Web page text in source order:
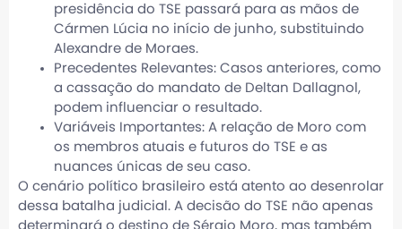
presidência do TSE passará para as mãos de
Cármen Lúcia no início de junho, substituindo
Alexandre de Moraes.
Precedentes Relevantes: Casos anteriores, como
a cassação do mandato de Deltan Dallagnol,
podem influenciar o resultado.
Variáveis Importantes: A relação de Moro com
os membros atuais e futuros do TSE e as
nuances únicas de seu caso.
O cenário político brasileiro está atento ao desenrolar
dessa batalha judicial. A decisão do TSE não apenas
determinará o destino de Sérgio Moro, mas também